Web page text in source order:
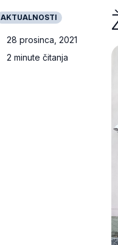
AKTUALNOSTI
28 prosinca, 2021
2 minute čitanja